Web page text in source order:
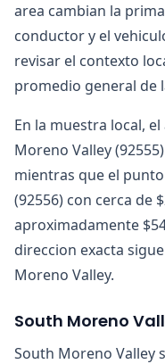
area cambian la
conductor y el
revisar el contexto
promedio general de
En la muestra local,
Moreno Valley
mientras que el
(92556) con cerca de
aproximadamente
direccion exacta
Moreno Valley.
South Moreno
South Moreno Valley